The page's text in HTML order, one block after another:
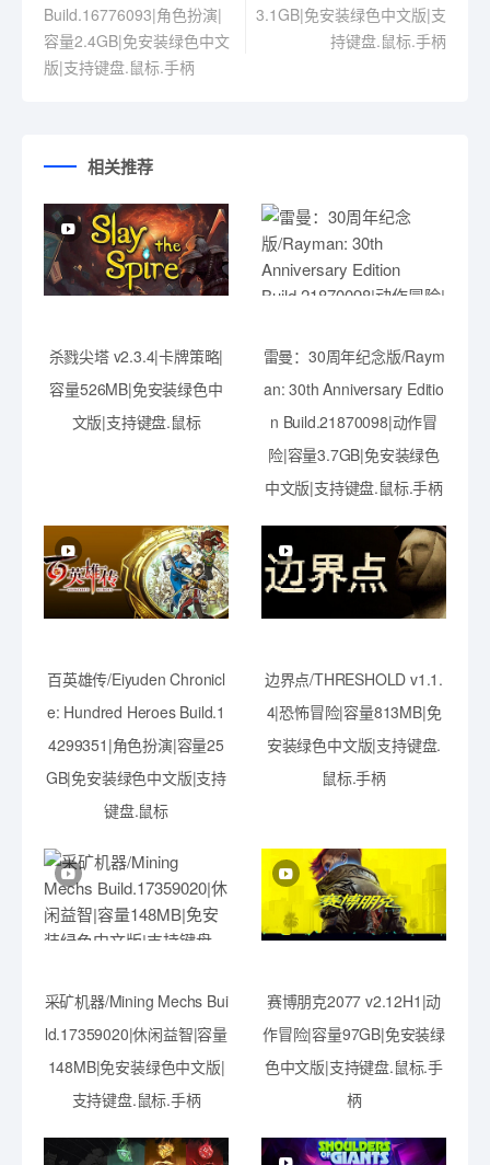
Build.16776093|角色扮演|
容量2.4GB|免安装绿色中文
版|支持键盘.鼠标.手柄
3.1GB|免安装绿色中文版|支
持键盘.鼠标.手柄
相关推荐
杀戮尖塔 v2.3.4|卡牌策略|
容量526MB|免安装绿色中
文版|支持键盘.鼠标
雷曼：30周年纪念版/Raym
an: 30th Anniversary Editio
n Build.21870098|动作冒
险|容量3.7GB|免安装绿色
中文版|支持键盘.鼠标.手柄
百英雄传/Eiyuden Chronicl
e: Hundred Heroes Build.1
4299351|角色扮演|容量25
GB|免安装绿色中文版|支持
键盘.鼠标
边界点/THRESHOLD v1.1.
4|恐怖冒险|容量813MB|免
安装绿色中文版|支持键盘.
鼠标.手柄
采矿机器/Mining Mechs Bui
ld.17359020|休闲益智|容量
148MB|免安装绿色中文版|
支持键盘.鼠标.手柄
赛博朋克2077 v2.12H1|动
作冒险|容量97GB|免安装绿
色中文版|支持键盘.鼠标.手
柄